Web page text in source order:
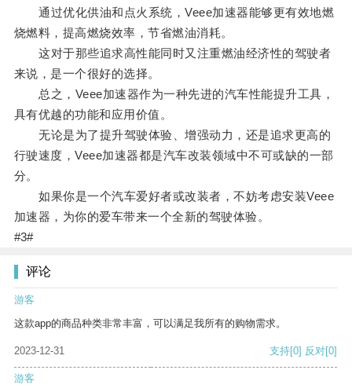
通过优化供油和点火系统，Veee加速器能够更有效地燃
烧燃料，提高燃烧效率，节省燃油消耗。
这对于那些追求高性能同时又注重燃油经济性的驾驶者
来说，是一个很好的选择。
总之，Veee加速器作为一种先进的汽车性能提升工具，
具有优越的功能和应用价值。
无论是为了提升驾驶体验、增强动力，还是追求更高的
行驶速度，Veee加速器都是汽车改装领域中不可或缺的一部
分。
如果你是一个汽车爱好者或改装者，不妨考虑安装Veee
加速器，为你的爱车带来一个全新的驾驶体验。
#3#
评论
游客
这款app的商品种类非常丰富，可以满足我所有的购物需求。
2023-12-31 支持[0] 反对[0]
游客